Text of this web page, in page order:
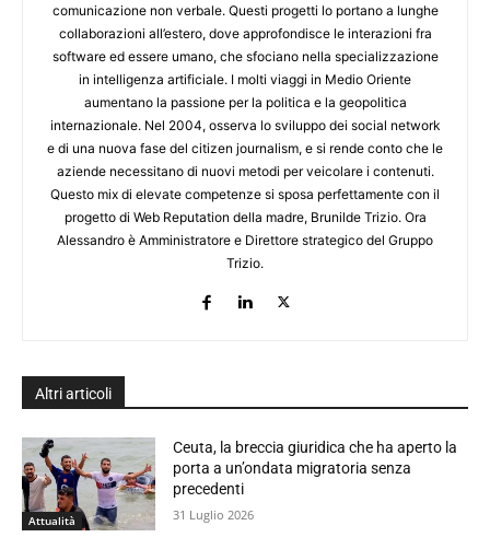
comunicazione non verbale. Questi progetti lo portano a lunghe
collaborazioni all’estero, dove approfondisce le interazioni fra
software ed essere umano, che sfociano nella specializzazione
in intelligenza artificiale. I molti viaggi in Medio Oriente
aumentano la passione per la politica e la geopolitica
internazionale. Nel 2004, osserva lo sviluppo dei social network
e di una nuova fase del citizen journalism, e si rende conto che le
aziende necessitano di nuovi metodi per veicolare i contenuti.
Questo mix di elevate competenze si sposa perfettamente con il
progetto di Web Reputation della madre, Brunilde Trizio. Ora
Alessandro è Amministratore e Direttore strategico del Gruppo
Trizio.
Altri articoli
Attualità
Ceuta, la breccia giuridica che ha aperto la
porta a un’ondata migratoria senza
precedenti
31 Luglio 2026